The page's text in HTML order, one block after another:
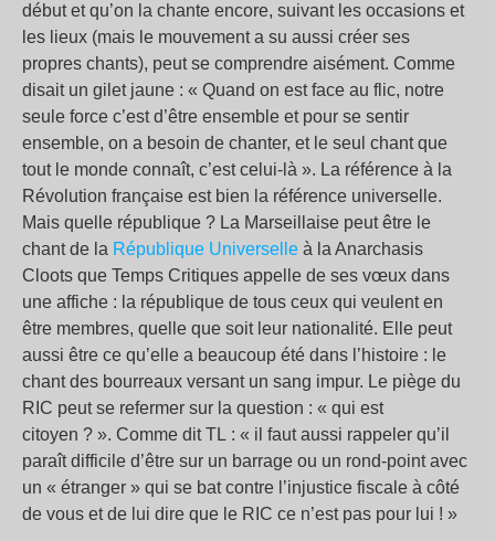
début et qu’on la chante encore, suivant les occasions et
les lieux (mais le mouvement a su aussi créer ses
propres chants), peut se comprendre aisément. Comme
disait un gilet jaune : « Quand on est face au flic, notre
seule force c’est d’être ensemble et pour se sentir
ensemble, on a besoin de chanter, et le seul chant que
tout le monde connaît, c’est celui-là ». La référence à la
Révolution française est bien la référence universelle.
Mais quelle république ? La Marseillaise peut être le
chant de la République Universelle à la Anarchasis
Cloots que Temps Critiques appelle de ses vœux dans
une affiche : la république de tous ceux qui veulent en
être membres, quelle que soit leur nationalité. Elle peut
aussi être ce qu’elle a beaucoup été dans l’histoire : le
chant des bourreaux versant un sang impur. Le piège du
RIC peut se refermer sur la question : « qui est
citoyen ? ». Comme dit TL : « il faut aussi rappeler qu’il
paraît difficile d’être sur un barrage ou un rond-point avec
un « étranger » qui se bat contre l’injustice fiscale à côté
de vous et de lui dire que le RIC ce n’est pas pour lui ! »